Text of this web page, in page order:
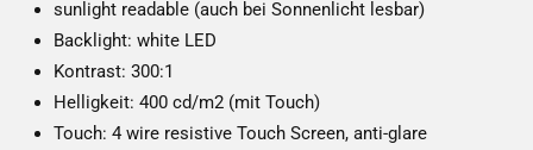
sunlight readable (auch bei Sonnenlicht lesbar)
Backlight: white LED
Kontrast: 300:1
Helligkeit: 400 cd/m2 (mit Touch)
Touch: 4 wire resistive Touch Screen, anti-glare